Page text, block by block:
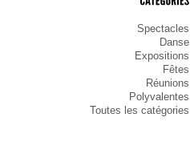
Spectacles
Danse
Expositions
Fêtes
Réunions
Polyvalentes
Toutes les catégories